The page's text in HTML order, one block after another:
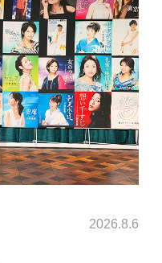
2026.8.6